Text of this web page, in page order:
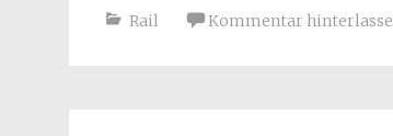
Rail Kommentar